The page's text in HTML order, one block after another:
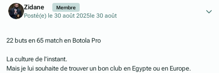
Zidane Membre
Posté(e) le 30 août 2025 le 30 août
22 buts en 65 match en Botola Pro
La culture de l'instant.
Mais je lui souhaite de trouver un bon club en Egypte ou en Europe.